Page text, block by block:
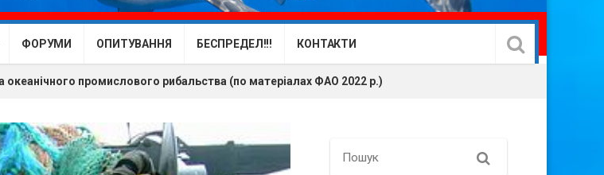
ФОРУМИ ОПИТУВАННЯ БЕСПРЕДЕЛ!!! КОНТАКТИ
океанічного промислового рибальства (по матеріалах ФАО 2022 р.)
Search